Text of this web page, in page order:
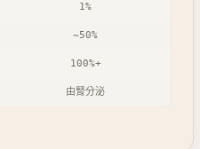
1%
~50%
100%+
由腎分泌